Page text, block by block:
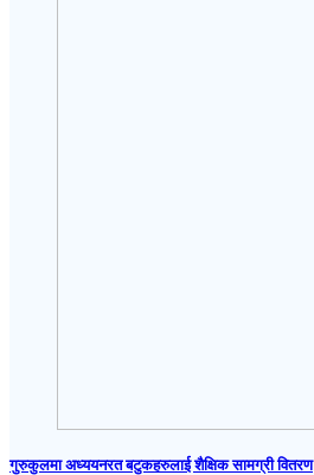
गुरुकुलमा अध्ययनरत बटुकहरुलाई शैक्षिक सामग्री वितरण